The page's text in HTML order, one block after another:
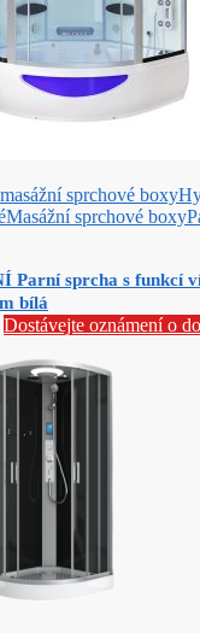
sprchové boxy
Masážní sprchové boxy
Parní sprcha s funkcí
bílá
Dostávejte oznámení o